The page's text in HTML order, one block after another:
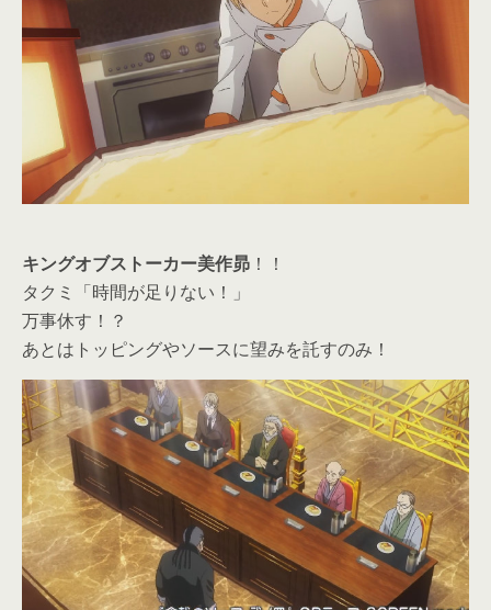
キングオブストーカー美作昴 ！！
タクミ「時間が足りない！」
万事休す！？
あとはトッピングやソースに望みを託すのみ！